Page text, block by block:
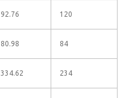
92.76 120
80.98 84
334.62 234